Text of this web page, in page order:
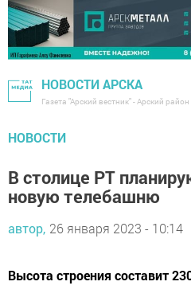
НОВОСТИ АРСКА
Газета "Арский вестник" - Арский район
НОВОСТИ
В столице РТ
новую телебашню
автор, 26 января 2023 - 10:14
Высота строения составит